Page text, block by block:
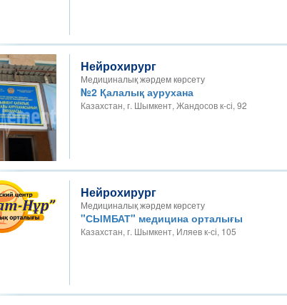
Нейрохирург
Медициналық жәрдем көрсету
№2 Қалалық аурухана
Казахстан, г. Шымкент, Жандосов к-сі, 92
Нейрохирург
Медициналық жәрдем көрсету
"СЫМБАТ" медицина орталығы
Казахстан, г. Шымкент, Иляев к-сі, 105